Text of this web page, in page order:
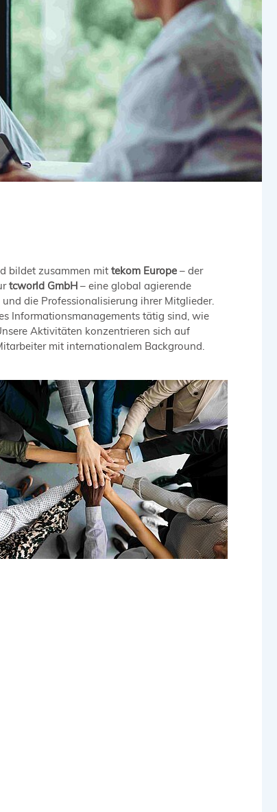
bildet zusammen mit tekom Europe – der
tcworld GmbH – eine global agierende
die Professionalisierung ihrer Mitglieder.
Informationsmanagements tätig sind, wie
Aktivitäten konzentrieren sich auf
mit internationalem Background.